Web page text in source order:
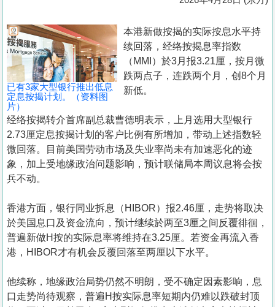
置
业
手
册
关
於
我
们
已有3家大型银行推出低息
定息按揭计划。（资料图
片）
本港新做按揭的实际按息水平持
续回落，经络按揭息率指数
（MMI）於3月报3.21厘，按月微
跌两点子，连跌两个月，创8个月
新低。
经络按揭转介首席副总裁曹德明表示，上月选用大型银行
2.73厘定息按揭计划的客户比例有所增加，带动上述指数轻
微回落。目前美国劳动市场及失业率尚未有加速恶化的迹
象，加上受地缘政治问题影响，预计联储局本周议息将会按
兵不动。
香港方面，银行同业拆息（HIBOR）报2.46厘，走势将取决
於美国息口及资金流向，预计继续於两至3厘之间反覆徘徊，
普遍新做H按的实际息率将维持在3.25厘。若资金再流入香
港，HIBOR才有机会反覆回落至两厘以下水平。
他续称，地缘政治局势仍然不明朗，受不确定因素影响，息
口走势尚待观察，普遍H按实际息率短期内仍难以跌破封顶